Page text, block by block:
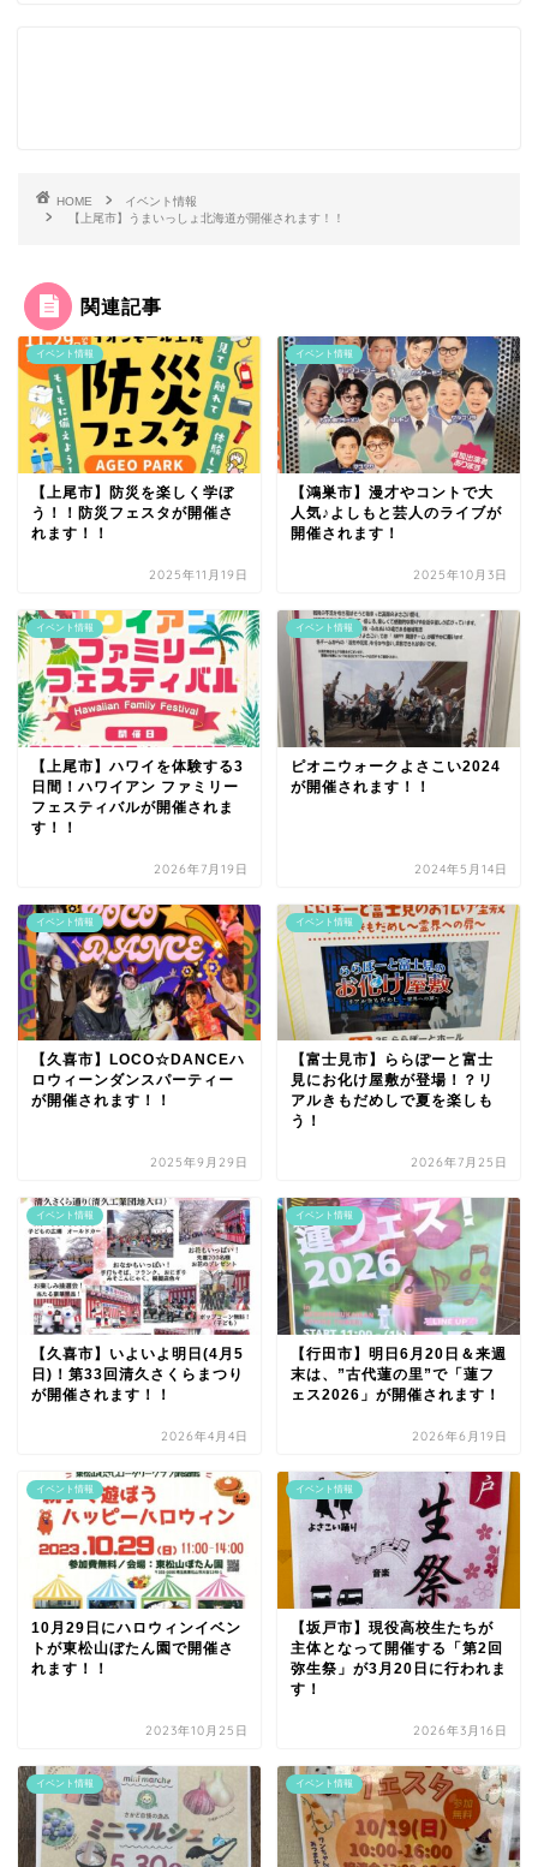
HOME
イベント情報
【上尾市】うまいっしょ北海道が開催されます！！
関連記事
イベント情報
【上尾市】防災を楽しく学ぼ
う！！防災フェスタが開催さ
れます！！
2025年11月19日
イベント情報
【鴻巣市】漫才やコントで大
人気♪よしもと芸人のライブが
開催されます！
2025年10月3日
イベント情報
【上尾市】ハワイを体験する3
日間！ハワイアン ファミリー
フェスティバルが開催されま
す！！
2026年7月19日
イベント情報
ピオニウォークよさこい2024
が開催されます！！
2024年5月14日
イベント情報
【久喜市】LOCO☆DANCEハ
ロウィーンダンスパーティー
が開催されます！！
2025年9月29日
イベント情報
【富士見市】ららぽーと富士
見にお化け屋敷が登場！？リ
アルきもだめしで夏を楽しも
う！
2026年7月25日
イベント情報
【久喜市】いよいよ明日(4月5
日)！第33回清久さくらまつり
が開催されます！！
2026年4月4日
イベント情報
【行田市】明日6月20日＆来週
末は、”古代蓮の里”で「蓮フ
ェス2026」が開催されます！
2026年6月19日
イベント情報
10月29日にハロウィンイベン
トが東松山ぼたん園で開催さ
れます！！
2023年10月25日
イベント情報
【坂戸市】現役高校生たちが
主体となって開催する「第2回
弥生祭」が3月20日に行われま
す！
2026年3月16日
イベント情報 イベント情報